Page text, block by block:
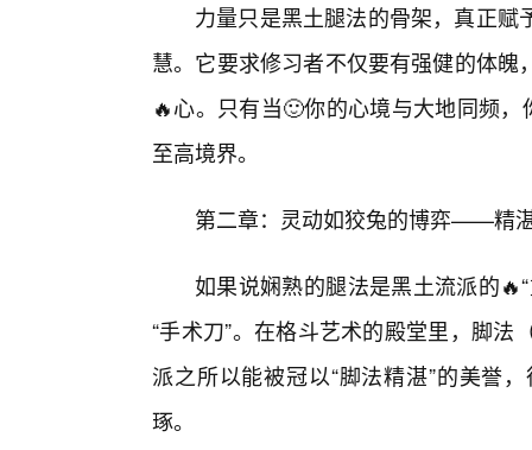
力量只是黑土腿法的骨架，真正
慧。它要求修习者不仅要有强健的体
🔥心。只有当🙂你的心境与大地同频
至高境界。
第二章：灵动如狡兔的博弈——精
如果说娴熟的腿法是黑土流派的
“手术刀”。在格斗艺术的殿堂里，脚
派之所以能被冠以“脚法精湛”的美誉
琢。